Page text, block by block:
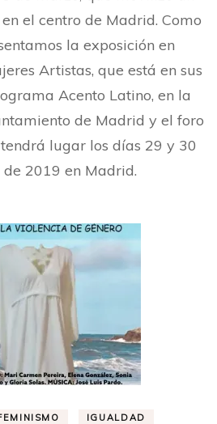
el centro de Madrid. Como
la exposición en
Artistas, que está en sus
Acento Latino, en la
de Madrid y el foro
lugar los días 29 y 30
2019 en Madrid.
IGUALDAD